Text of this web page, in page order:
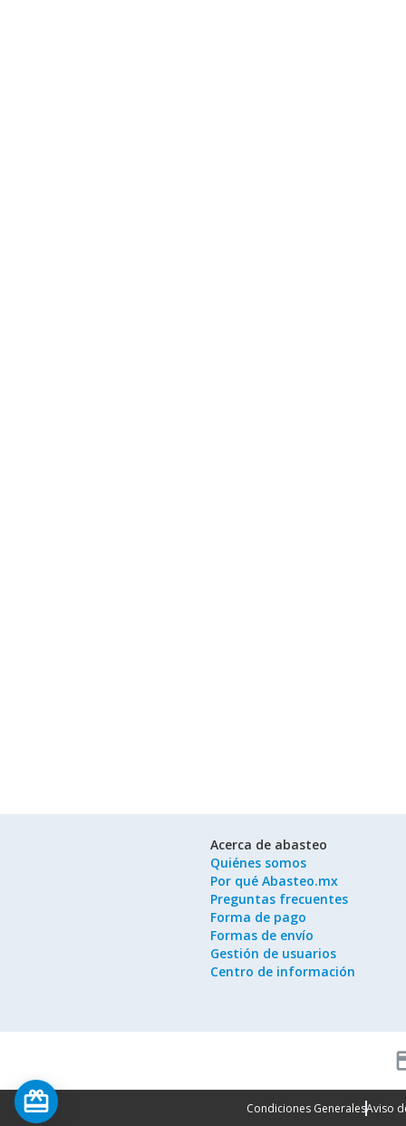
Acerca de abasteo
Quiénes somos
Por qué Abasteo.mx
Preguntas frecuentes
Forma de pago
Formas de envío
Gestión de usuarios
Centro de información
Condiciones GeneralesAviso
card_giftcard